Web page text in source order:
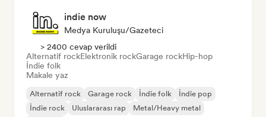
indie now
Medya Kuruluşu/Gazeteci
> 2400 cevap verildi
Alternatif rockElektronik rockGarage rockHip-hop
İndie folk
Makale yaz
Alternatif rock Garage rock İndie folk
İndie pop
İndie rock
Uluslararası rap Metal/Heavy metal